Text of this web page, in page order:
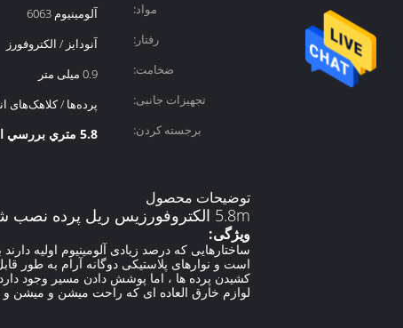
مواد:
آلومینیوم 6063
رفتار:
آنودایز / الکتروفورز
ضخامت:
0.9 میلی متر
تجهیزات جانبی:
پرده‌ها / کلاهک‌های
برجسته کردن:
5.8 متري بررسي الکتروفرزيس ريل پرده اي بر روي ديوار
توضیحات محصول
5.8m الکتروفورزيس ريل پرده نصب شده بر روي ديوار
ویژگی:
ساختارهایی که درصد زیادی آلومینیوم اولیه
است و نوارهای پلاستیکی دوگانه آرام به
کشیدن پرده ها ، اما پوشش دادن مسیر وجود
لوازم خارق العاده ای که راحت میشن و میشن